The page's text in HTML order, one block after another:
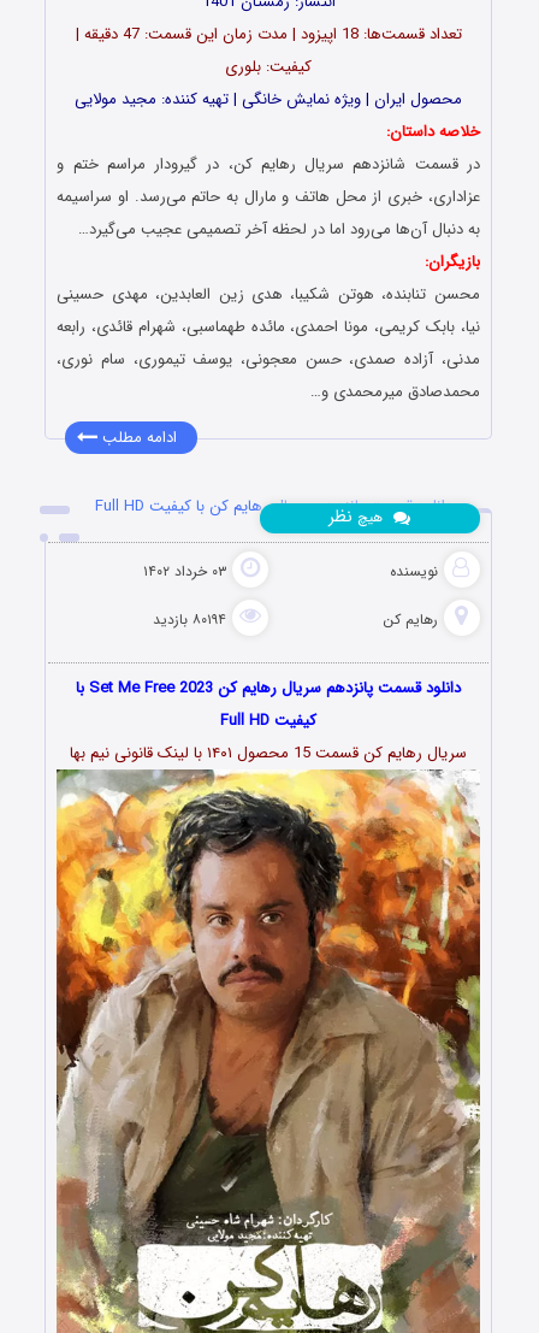
تعداد قسمت‌ها: 18 اپیزود | مدت زمان این قسمت: 47 دقیقه |
کیفیت: بلوری
محصول ایران | ویژه نمایش خانگی | تهیه کننده: مجید مولایی
خلاصه داستان:
در قسمت شانزدهم سریال رهایم کن، در گیرودار مراسم ختم و
عزاداری، خبری از محل هاتف و مارال به حاتم می‌رسد. او سراسیمه
به دنبال آن‌ها می‌رود اما در لحظه آخر تصمیمی عجیب می‌گیرد…
بازیگران:
محسن تنابنده، هوتن شکیبا، هدی زین العابدین، مهدی حسینی
نیا، بابک کریمی، مونا احمدی، مائده طهماسبی، شهرام قائدی، رابعه
مدنی، آزاده صمدی، حسن معجونی، یوسف تیموری، سام نوری،
محمدصادق میرمحمدی و…
ادامه مطلب
دانلود قسمت پانزدهم سریال رهایم کن با کیفیت Full HD
نویسنده ۰۳ خرداد ۱۴۰۲
رهایم کن ۸۰۱۹۴ بازدید
هیچ نظر
دانلود قسمت پانزدهم سریال رهایم کن Set Me Free 2023 با
کیفیت Full HD
سریال رهایم کن قسمت 15 محصول ۱۴۰۱ با لینک قانونی نیم بها